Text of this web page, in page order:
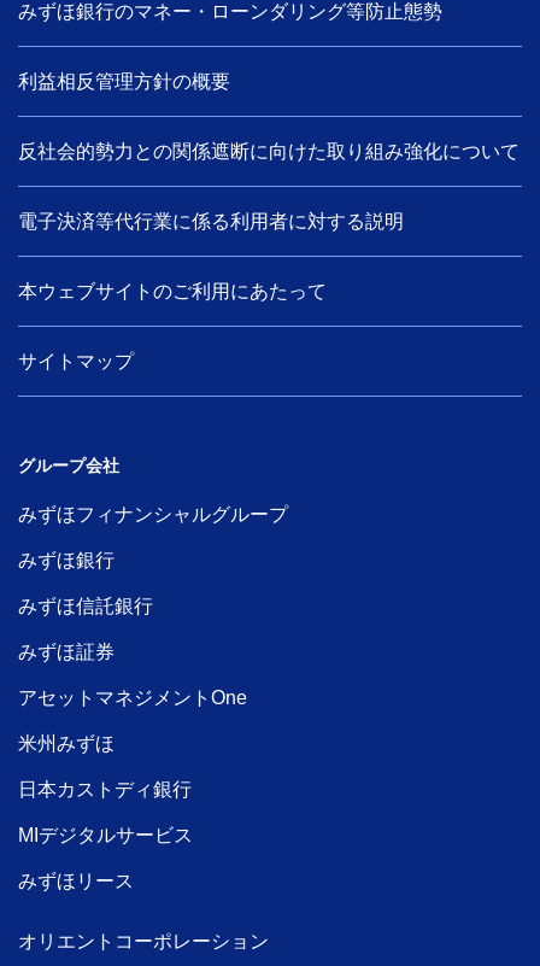
みずほ銀行のマネー・ローンダリング等防止態勢
利益相反管理方針の概要
反社会的勢力との関係遮断に向けた取り組み強化について
電子決済等代行業に係る利用者に対する説明
本ウェブサイトのご利用にあたって
サイトマップ
グループ会社
みずほフィナンシャルグループ
みずほ銀行
みずほ信託銀行
みずほ証券
アセットマネジメントOne
米州みずほ
日本カストディ銀行
MIデジタルサービス
みずほリース
オリエントコーポレーション